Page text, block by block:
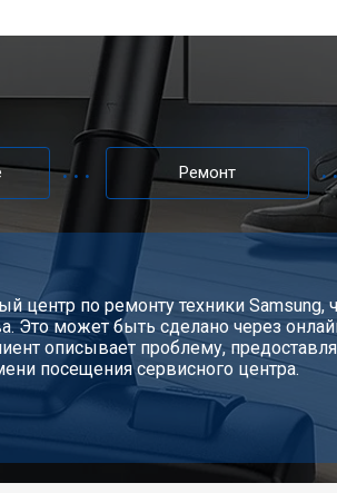
Ремонт
центр по ремонту техники Samsung,
Это может быть сделано через
описывает проблему,
посещения сервисного центра.